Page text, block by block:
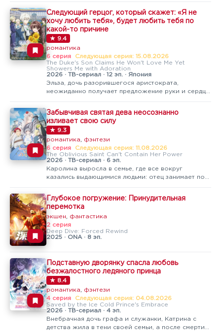
воспитывал сына через ароматы: ноты кожи,
старого дерева, влажной земли после дождя. Но
постоянное давление породило лишь…
Следующий герцог, который скажет: «Я не
хочу любить тебя», будет любить тебя по
какой-то причине
★ 9.4
романтика
6 серия
Следующая серия: 15.08.2026
The Duke's Son Claims He Won't Love Me Yet
Showers Me with Adoration
2026 · ТВ-сериал · 12 эп. · Япония
Эльза, дочь разорившегося аристократа,
неожиданно получает предложение руки и сердца
влиятельных дворянских семей
королевства.Девушка не может понять, почему
столь знатный человек выбрал именно её, но всё
же…
Забывчивая святая дева неосознанно
изливает свою силу
★ 9.3
романтика, фэнтези
6 серия
Следующая серия: 11.08.2026
The Oblivious Saint Can't Contain Her Power
2026 · ТВ-сериал · 6 эп.
Каролина выросла в семье, где все вокруг
казались выдающимися людьми: отец занимает пост
талантливой волшебницей и будущей Святой. На
их фоне девушка давно привыкла считать себя
самой неприметной среди родни и не…
Глубокое погружение: Принудительная
перемотка
экшен, фантастика
2 серия
Deep Dive: Forced Rewind
2025 · ONA · 8 эп.
Подставную дворянку спасла любовь
безжалостного ледяного принца
★ 8.4
романтика, фэнтези
4 серия
Следующая серия: 04.08.2026
Saved by the Ice Cold Prince's Embrace
2026 · ТВ-сериал · 4 эп.
Внебрачная дочь графа и служанки, Катрина с
детства жила в тени своей семьи, а после смерти